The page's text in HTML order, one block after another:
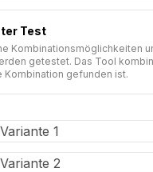
Test
Kombinationsmöglichkeiten
getestet. Das Tool
Kombination gefunden ist.